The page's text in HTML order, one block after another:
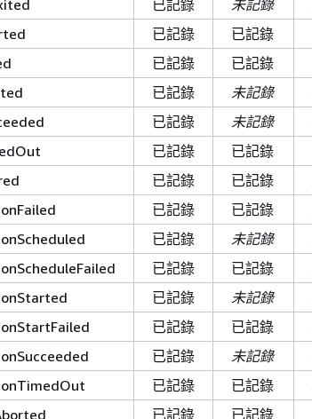
已記錄 未記錄
已記錄 已記錄
已記錄 已記錄
已記錄 未記錄
已記錄 未記錄
已記錄 已記錄
已記錄 已記錄
已記錄 已記錄
已記錄 未記錄
已記錄 已記錄
已記錄 未記錄
已記錄 已記錄
已記錄 未記錄
已記錄 已記錄
已記錄 已記錄